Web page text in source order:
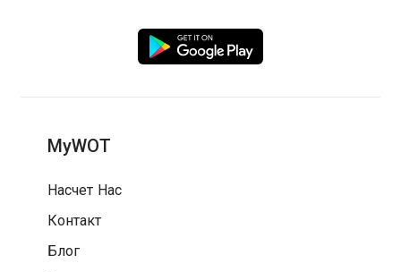
MyWOT
Насчет Нас
Контакт
Блог